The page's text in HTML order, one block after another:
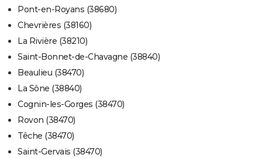
Pont-en-Royans (38680)
Chevrières (38160)
La Rivière (38210)
Saint-Bonnet-de-Chavagne (38840)
Beaulieu (38470)
La Sône (38840)
Cognin-les-Gorges (38470)
Rovon (38470)
Têche (38470)
Saint-Gervais (38470)